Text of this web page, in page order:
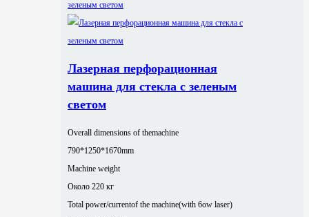
Лазерная перфорационная
машина для стекла с зеленым
светом
Overall dimensions of themachine
790*1250*1670mm
Machine weight
Около 220 кг
Total power/currentof the machine(with 6ow laser)